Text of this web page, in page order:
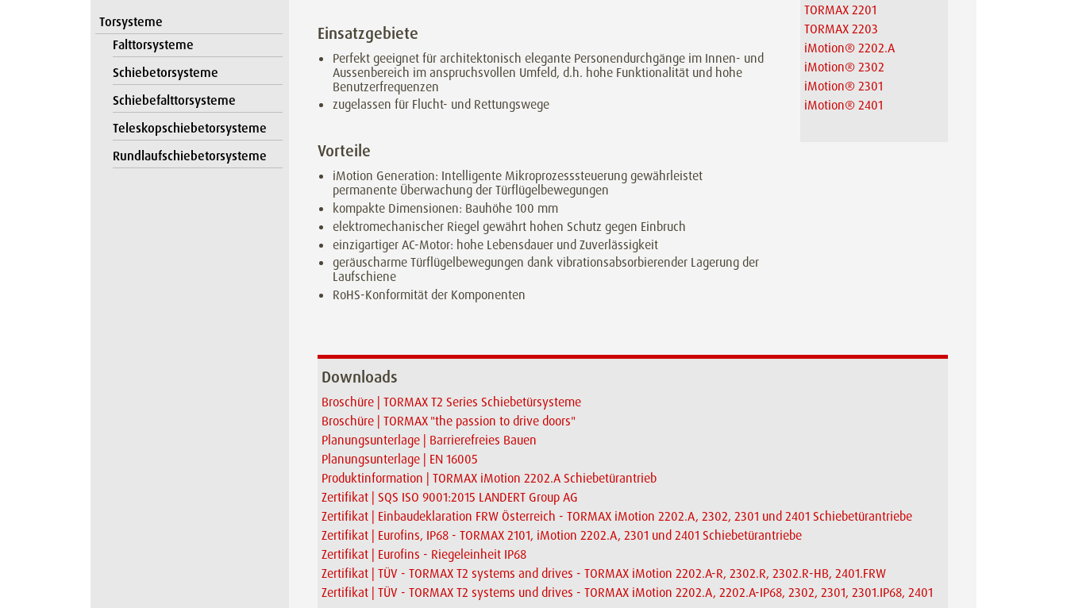
Torsysteme
Falttorsysteme
Schiebetorsysteme
Schiebefalttorsysteme
Teleskopschiebetorsysteme
Rundlaufschiebetorsysteme
Einsatzgebiete
Perfekt geeignet für architektonisch elegante Personendurchgänge im Innen- und
Aussenbereich im anspruchsvollen Umfeld, d.h. hohe Funktionalität und hohe
Benutzerfrequenzen
zugelassen für Flucht- und Rettungswege
Vorteile
iMotion Generation: Intelligente Mikroprozesssteuerung gewährleistet
permanente Überwachung der Türflügelbewegungen
kompakte Dimensionen: Bauhöhe 100 mm
elektromechanischer Riegel gewährt hohen Schutz gegen Einbruch
einzigartiger AC-Motor: hohe Lebensdauer und Zuverlässigkeit
geräuscharme Türflügelbewegungen dank vibrationsabsorbierender Lagerung der
Laufschiene
RoHS-Konformität der Komponenten
TORMAX 2201
TORMAX 2203
iMotion® 2202.A
iMotion® 2302
iMotion® 2301
iMotion® 2401
Downloads
Broschüre | TORMAX T2 Series Schiebetürsysteme
Broschüre | TORMAX "the passion to drive doors"
Planungsunterlage | Barrierefreies Bauen
Planungsunterlage | EN 16005
Produktinformation | TORMAX iMotion 2202.A Schiebetürantrieb
Zertifikat | SQS ISO 9001:2015 LANDERT Group AG
Zertifikat | Einbaudeklaration FRW Österreich - TORMAX iMotion 2202.A, 2302, 2301 und 2401 Schiebetürantriebe
Zertifikat | Eurofins, IP68 - TORMAX 2101, iMotion 2202.A, 2301 und 2401 Schiebetürantriebe
Zertifikat | Eurofins - Riegeleinheit IP68
Zertifikat | TÜV - TORMAX T2 systems and drives - TORMAX iMotion 2202.A-R, 2302.R, 2302.R-HB, 2401.FRW
Zertifikat | TÜV - TORMAX T2 systems und drives - TORMAX iMotion 2202.A, 2202.A-IP68, 2302, 2301, 2301.IP68, 2401